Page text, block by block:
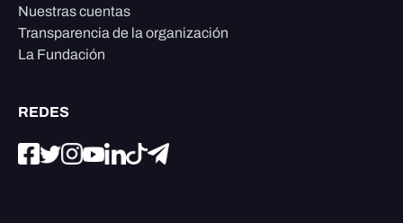
Nuestras cuentas
Transparencia de la organización
La Fundación
REDES